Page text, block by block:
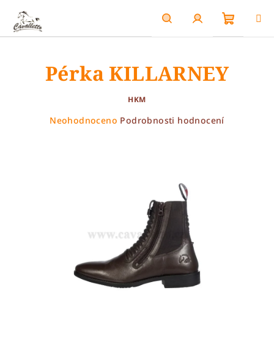
obsah
HledatPřihlášení
košík
Pérka KILLARNEY
HKM
Průměrné
Neohodnoceno Podrobnosti hodnocení